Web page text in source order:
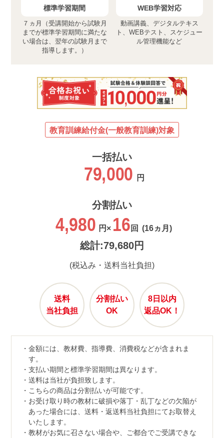
標準学習期間
７ヵ月（受講開始から試験月
までが標準学習期間に満たな
い場合は、翌年の試験月まで
指導します。）
WEB学習対応
動画講義、デジタルテキス
ト、WEBテスト、スケジュー
ル管理機能など
教育訓練給付金(一般教育訓練)対象
一括払い
79,000 円
分割払い
4,980 円× 16 回 (16ヵ月)
総計:79,680円
(税込み・送料当社負担)
送料
当社負担
分割払い
OK
8日以内
返品OK！
金額には、教材費、指導費、消費税などが含まれま
す。
支払い期間と標準学習期間は異なります。
送料は当社が負担致します。
こちらの商品は分割払いが可能です。
お受け取り時の教材に破損や落丁・乱丁などの欠陥が
あった場合には、送料・返送料当社負担にてお取替え
いたします。
教材がお気に召さない場合や、ご都合でご受講できな